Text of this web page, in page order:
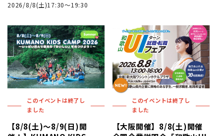
2026/8/8(土)17:30～19:30
このイベントは終了し
ました
【8/8(土)～8/9(日)開
このイベントは終了し
ました
【大阪開催】8/8(土)開催